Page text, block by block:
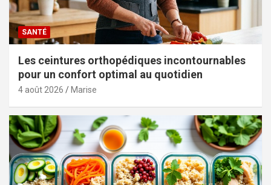
SANTÉ
Les ceintures orthopédiques incontournables
pour un confort optimal au quotidien
4 août 2026 Marise